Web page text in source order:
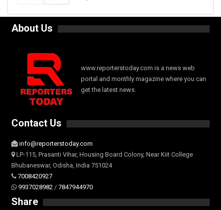
About Us
www.reporterstoday.com is a news web
portal and monthly magazine where you can
get the latest news.
Contact Us
info@reporterstoday.com
LP-115, Prasanti Vihar, Housing Board Colony, Near Kiit College
Bhubaneswar, Odisha, India 751024
7008420927
9937028982 / 7847944970
Share